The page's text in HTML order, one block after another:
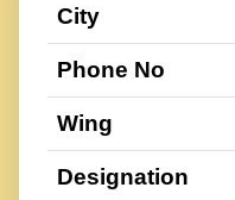
City
Phone No
Wing
Designation